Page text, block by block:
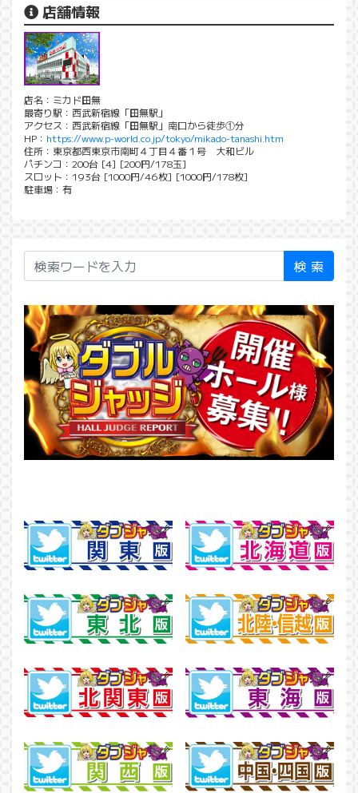
店舗情報
店名：ミカド田無
最寄り駅：西武新宿線「田無駅」
アクセス：西武新宿線「田無駅」南口から徒歩①分
HP： https://www.p-world.co.jp/tokyo/mikado-tanashi.htm
住所：東京都西東京市南町４丁目４番１号 大和ビル
パチンコ：200台 [4] [200円/178玉]
スロット：193台 [1000円/46枚] [1000円/178枚]
駐車場：有